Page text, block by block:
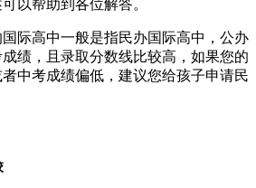
以帮助到各位解答。
际高中一般是指民办国际高中，公办
绩，且录取分数线比较高，如果您的
中考成绩偏低，建议您给孩子申请民